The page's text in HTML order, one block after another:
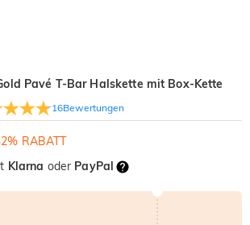
Pavé T-Bar Halskette mit Box-Kette
16Bewertungen
RABATT
Klarna oder PayPal